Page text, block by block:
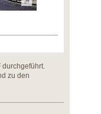
durchgeführt.
zu den